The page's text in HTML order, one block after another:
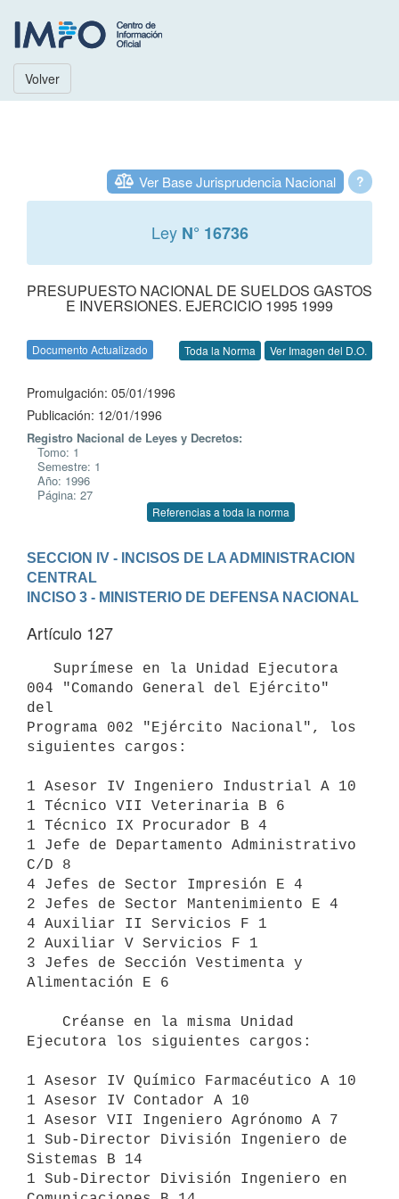
Volver
?
Ver Base Jurisprudencia Nacional
Ley N° 16736
PRESUPUESTO NACIONAL DE SUELDOS GASTOS
E INVERSIONES. EJERCICIO 1995 1999
Documento Actualizado Toda la Norma Ver Imagen del D.O.
Promulgación: 05/01/1996
Publicación: 12/01/1996
Registro Nacional de Leyes y Decretos:
Tomo: 1
Semestre: 1
Año: 1996
Página: 27
Referencias a toda la norma
SECCION IV - INCISOS DE LA ADMINISTRACION
CENTRAL
INCISO 3 - MINISTERIO DE DEFENSA NACIONAL
Artículo 127
004 "Comando General del Ejército"
del
Programa 002 "Ejército Nacional", los
siguientes cargos:
1 Asesor IV Ingeniero Industrial A 10
1 Técnico VII Veterinaria B 6
1 Técnico IX Procurador B 4
1 Jefe de Departamento Administrativo
C/D 8
4 Jefes de Sector Impresión E 4
2 Jefes de Sector Mantenimiento E 4
4 Auxiliar II Servicios F 1
2 Auxiliar V Servicios F 1
3 Jefes de Sección Vestimenta y
Alimentación E 6
Ejecutora los siguientes cargos:
1 Asesor IV Químico Farmacéutico A 10
1 Asesor IV Contador A 10
1 Asesor VII Ingeniero Agrónomo A 7
1 Sub-Director División Ingeniero de
Sistemas B 14
1 Sub-Director División Ingeniero en